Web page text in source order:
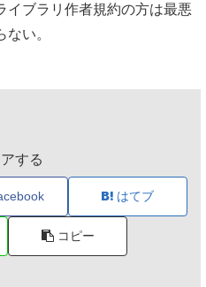
イブラリ作者規約の方は最悪
い。
する
はてブ
コピー